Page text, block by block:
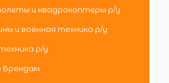
и квадрокоптеры р/у
и военная техника р/у
р/у
Брендам